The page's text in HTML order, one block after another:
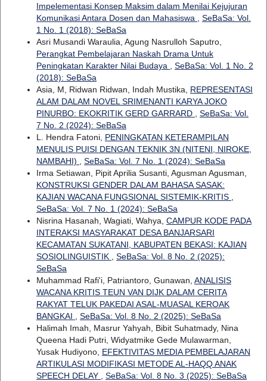
Impelementasi Konsep Maksim dalam Menilai Kejujuran
Komunikasi Antara Dosen dan Mahasiswa
SeBaSa: Vol.
1 No. 1 (2018): SeBaSa
Asri Musandi Waraulia, Agung Nasrulloh Saputro,
Perangkat Pembelajaran Naskah Drama Untuk
Peningkatan Karakter Nilai Budaya
SeBaSa: Vol. 1 No. 2
(2018): SeBaSa
Asia, M, Ridwan Ridwan, Indah Mustika, REPRESENTASI
ALAM DALAM NOVEL SRIMENANTI KARYA JOKO
PINURBO: EKOKRITIK GERD GARRARD
SeBaSa: Vol.
7 No. 2 (2024): SeBaSa
L. Hendra Fatoni, PENINGKATAN KETERAMPILAN
MENULIS PUISI DENGAN TEKNIK 3N (NITENI, NIROKE,
NAMBAHI)
SeBaSa: Vol. 7 No. 1 (2024): SeBaSa
Irma Setiawan, Pipit Aprilia Susanti, Agusman Agusman,
KONSTRUKSI GENDER DALAM BAHASA SASAK:
KAJIAN WACANA FUNGSIONAL SISTEMIK-KRITIS
SeBaSa: Vol. 7 No. 1 (2024): SeBaSa
Nisrina Hasanah, Wagiati, Wahya, CAMPUR KODE PADA
INTERAKSI MASYARAKAT DESA BANJARSARI
KECAMATAN SUKATANI, KABUPATEN BEKASI: KAJIAN
SOSIOLINGUISTIK
SeBaSa: Vol. 8 No. 2 (2025):
SeBaSa
Muhammad Rafi'i, Patriantoro, Gunawan, ANALISIS
WACANA KRITIS TEUN VAN DIJK DALAM CERITA
RAKYAT TELUK PAKEDAI ASAL-MUASAL KEROAK
BANGKAI
SeBaSa: Vol. 8 No. 2 (2025): SeBaSa
Halimah Imah, Masrur Yahyah, Bibit Suhatmady, Nina
Queena Hadi Putri, Widyatmike Gede Mulawarman,
Yusak Hudiyono, EFEKTIVITAS MEDIA PEMBELAJARAN
ARTIKULASI MODIFIKASI METODE AL-HAQQ ANAK
SPEECH DELAY
SeBaSa: Vol. 8 No. 3 (2025): SeBaSa